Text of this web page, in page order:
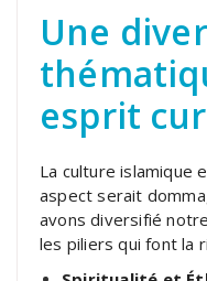
Une
esprit
La culture islamique
aspect serait
avons diversifié
les piliers qui font la